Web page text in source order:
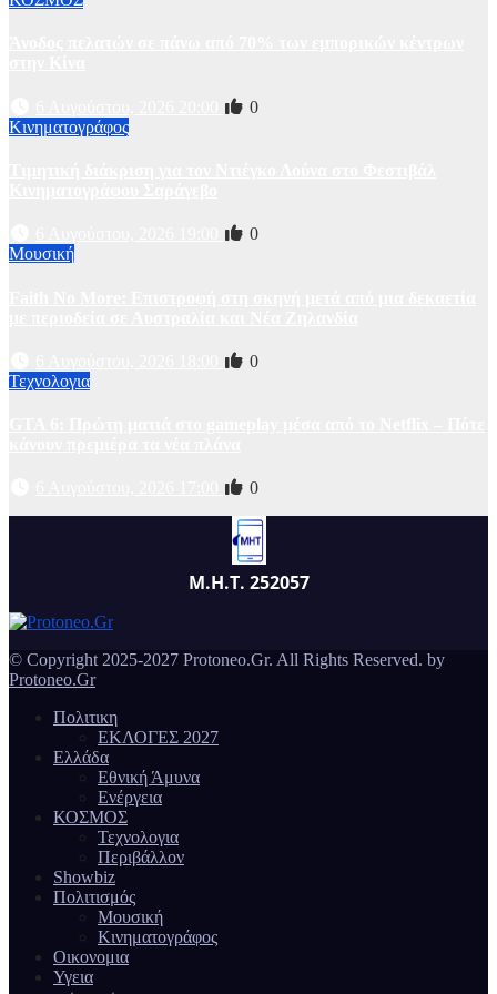
0
Κινηματογράφος
0
Μουσική
0
Τεχνολογια
0
Μ.Η.Τ. 252057
© Copyright 2025-2027 Protoneo.Gr. All Rights Reserved. by
Protoneo.Gr
Πολιτικη
ΕΚΛΟΓΕΣ 2027
Ελλάδα
Εθνική Άμυνα
Ενέργεια
ΚΟΣΜΟΣ
Τεχνολογια
Περιβάλλον
Showbiz
Πολιτισμός
Μουσική
Κινηματογράφος
Οικονομια
Υγεια